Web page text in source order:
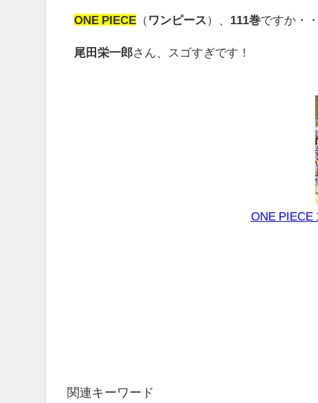
ONE PIECE （ ワンピース ）、 111巻ですか・・
尾田栄一郎さん、スゴすぎです！
ONE PIECE
関連キーワード